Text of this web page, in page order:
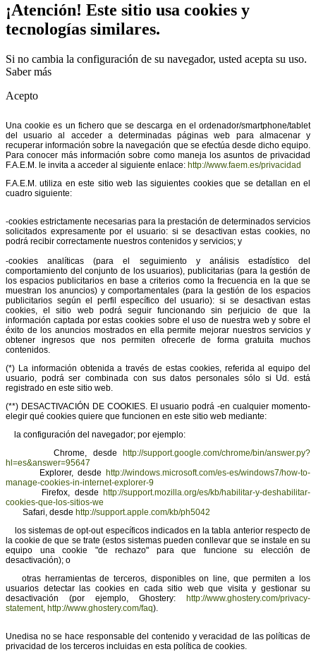
¡Atención! Este sitio usa cookies y
tecnologías similares.
Si no cambia la configuración de su navegador, usted acepta su uso.
Saber más
Acepto
Una cookie es un fichero que se descarga en el ordenador/smartphone/tablet
del usuario al acceder a determinadas páginas web para almacenar y
recuperar información sobre la navegación que se efectúa desde dicho equipo.
Para conocer más información sobre como maneja los asuntos de privacidad
F.A.E.M. le invita a acceder al siguiente enlace: http://www.faem.es/privacidad
F.A.E.M. utiliza en este sitio web las siguientes cookies que se detallan en el
cuadro siguiente:
-cookies estrictamente necesarias para la prestación de determinados servicios
solicitados expresamente por el usuario: si se desactivan estas cookies, no
podrá recibir correctamente nuestros contenidos y servicios; y
-cookies analíticas (para el seguimiento y análisis estadístico del
comportamiento del conjunto de los usuarios), publicitarias (para la gestión de
los espacios publicitarios en base a criterios como la frecuencia en la que se
muestran los anuncios) y comportamentales (para la gestión de los espacios
publicitarios según el perfil específico del usuario): si se desactivan estas
cookies, el sitio web podrá seguir funcionando sin perjuicio de que la
información captada por estas cookies sobre el uso de nuestra web y sobre el
éxito de los anuncios mostrados en ella permite mejorar nuestros servicios y
obtener ingresos que nos permiten ofrecerle de forma gratuita muchos
contenidos.
(*) La información obtenida a través de estas cookies, referida al equipo del
usuario, podrá ser combinada con sus datos personales sólo si Ud. está
registrado en este sitio web.
(**) DESACTIVACIÓN DE COOKIES. El usuario podrá -en cualquier momento-
elegir qué cookies quiere que funcionen en este sitio web mediante:
la configuración del navegador; por ejemplo:
Chrome, desde
http://support.google.com/chrome/bin/answer.py?
hl=es&answer=95647
Explorer, desde http://windows.microsoft.com/es-es/windows7/how-to-
manage-cookies-in-internet-explorer-9
Firefox, desde http://support.mozilla.org/es/kb/habilitar-y-deshabilitar-
cookies-que-los-sitios-we
Safari, desde http://support.apple.com/kb/ph5042
los sistemas de opt-out específicos indicados en la tabla anterior respecto de
la cookie de que se trate (estos sistemas pueden conllevar que se instale en su
equipo una cookie "de rechazo" para que funcione su elección de
desactivación); o
otras herramientas de terceros, disponibles on line, que permiten a los
usuarios detectar las cookies en cada sitio web que visita y gestionar su
desactivación (por ejemplo, Ghostery:
http://www.ghostery.com/privacy-
statement, http://www.ghostery.com/faq).
Unedisa no se hace responsable del contenido y veracidad de las políticas de
privacidad de los terceros incluidas en esta política de cookies.